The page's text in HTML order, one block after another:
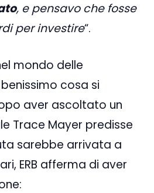
, e pensavo che fosse
per investire“.
mondo delle
cosa si
aver ascoltato un
Trace Mayer predisse
sarebbe arrivata a
ERB afferma di aver